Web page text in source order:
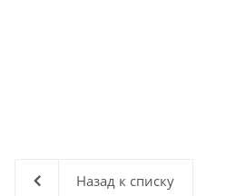
Назад к списку